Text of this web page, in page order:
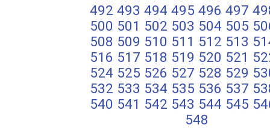
492 493 494 495 496 497
500 501 502 503 504 505
508 509 510 511 512 513
516 517 518 519 520 521
524 525 526 527 528 529
532 533 534 535 536 537
540 541 542 543 544 545
548